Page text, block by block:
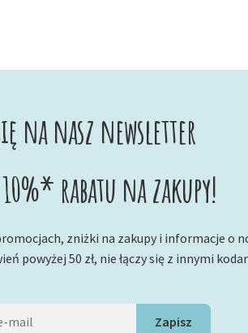
na nasz newsletter
rabatu na zakupy!
zniżki na zakupy i informacje o
powyżej 50 zł, nie łączy się z innymi